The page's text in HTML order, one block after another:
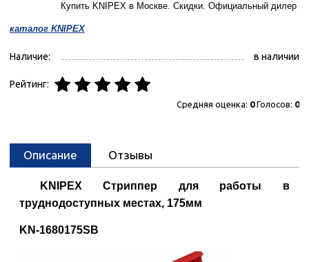
Купить KNIPEX в Москве. Скидки. Официальный дилер
каталог KNIPEX
Наличие: в наличии
Рейтинг:
Средняя оценка: 0Голосов: 0
Описание Отзывы
KNIPEX Стриппер для работы в
труднодоступных местах, 175мм
KN-1680175SB